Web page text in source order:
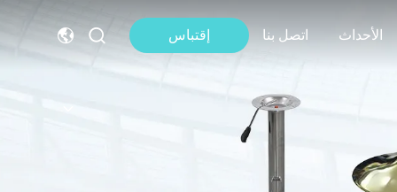
الأحداث اتصل بنا إقتباس